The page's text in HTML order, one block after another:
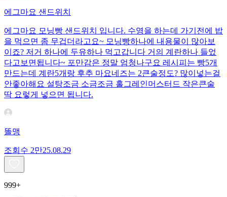
에그마요 샌드위치
에그마요 모닝빵 샌드위치 입니다. 수영을 하는데 가기전에 밥
을 먹으면 좀 무겁더라고요~ 모닝빵하나에 내용물이 많아보
이죠? 저거 하나에 두유하나 먹고갑니다 거의 계란하나 들었
다고보면됩니다~ 포만감은 정말 엄청나구요 레시피는 빵5개
만드는데 계란5개랑 후추 마요네즈는 2큰술정도? 많이넣는걸
안좋아해요 설탕조금 소금조금 홀그레인머스터드 작은큰술
딱 요렇게 넣으면 됩니다.
똘맹
조회수 2만25.08.29
999+